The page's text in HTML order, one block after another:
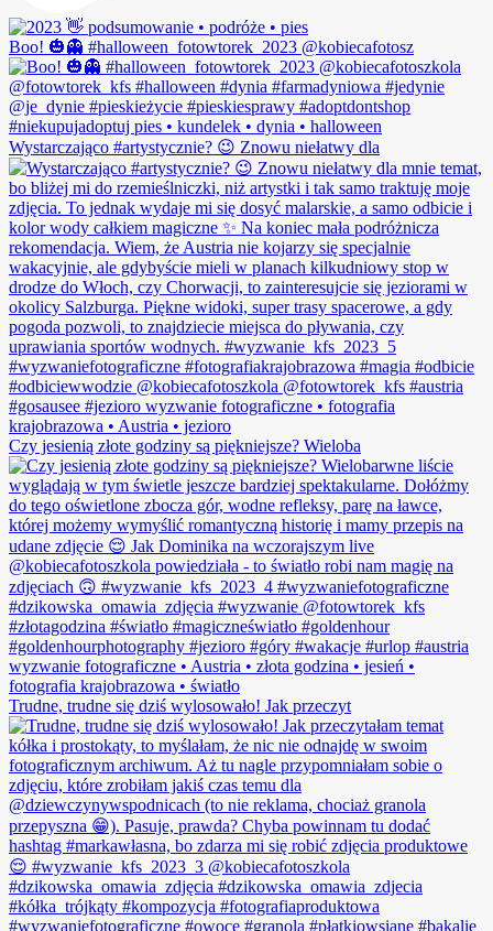
Boo! 🎃👻 #halloween_fotowtorek_2023 @kobiecafotosz
Wystarczająco #artystycznie? 😉 Znowu niełatwy dla
Czy jesienią złote godziny są piękniejsze? Wieloba
Trudne, trudne się dziś wylosowało! Jak przeczyt